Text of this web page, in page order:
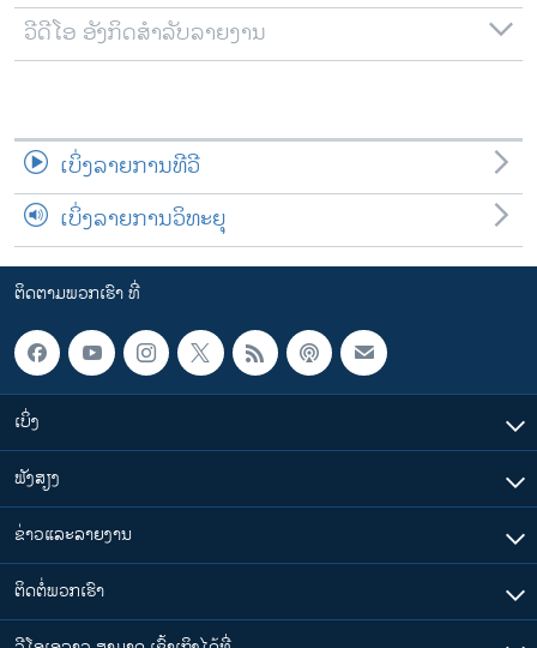
ວີດີໂອ ອັງກິດສຳລັບລາຍງານ
ເບິ່ງລາຍການທີວີ
ເບິ່ງລາຍການວິທະຍຸ
ຕິດຕາມພວກເຮົາ ທີ່
ເບິ່ງ
ຟັງສຽງ
ຂ່າວແລະລາຍງານ
ຕິດຕໍ່ພວກເຮົາ